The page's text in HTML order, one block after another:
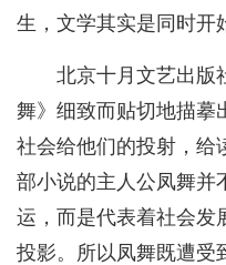
生，文学其实是同时开
北京十月文艺出版
舞》细致而贴切地描摹
社会给他们的投射，给
部小说的主人公凤舞并
运，而是代表着社会发
投影。所以凤舞既遭受